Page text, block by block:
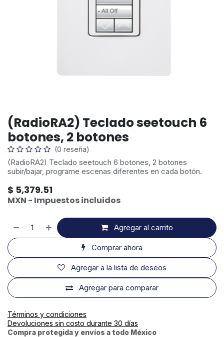
(RadioRA2) Teclado seetouch 6
botones, 2 botones
(0 reseña)
(RadioRA2) Teclado seetouch 6 botones, 2 botones
subir/bajar, programe escenas diferentes en cada botón.
$ 5,379.51
MXN - Impuestos incluidos
Agregar al carrito
Comprar ahora
Agregar para comparar
Agregar a la lista de deseos
Términos y condiciones
Devoluciones sin costo durante 30 días
Compra protegida y envíos a todo México